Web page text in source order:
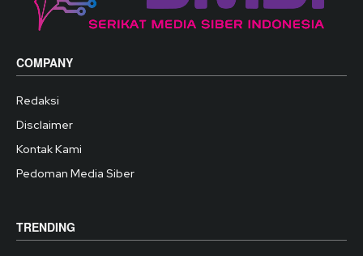
COMPANY
Redaksi
Disclaimer
Kontak Kami
Pedoman Media Siber
TRENDING